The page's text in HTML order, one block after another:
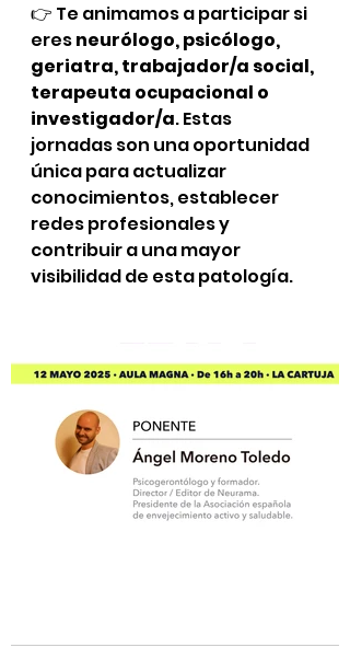
👉 Te animamos a participar si
eres neurólogo, psicólogo,
geriatra, trabajador/a social,
terapeuta ocupacional o
investigador/a. Estas
jornadas son una oportunidad
única para actualizar
conocimientos, establecer
redes profesionales y
contribuir a una mayor
visibilidad de esta patología.